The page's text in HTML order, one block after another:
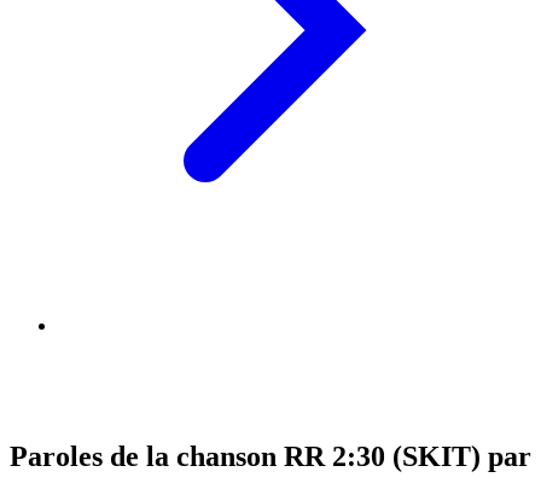
Paroles de la chanson RR 2:30 (SKIT) par